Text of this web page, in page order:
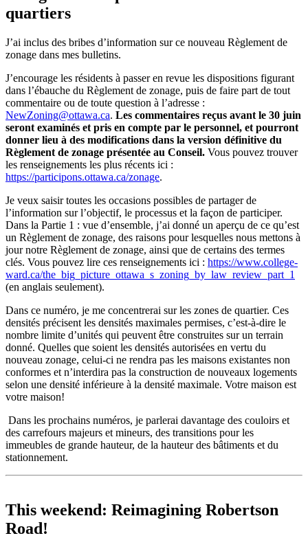
quartiers
J’ai inclus des bribes d’information sur ce nouveau Règlement de
zonage dans mes bulletins.
J’encourage les résidents à passer en revue les dispositions figurant
dans l’ébauche du Règlement de zonage, puis de faire part de tout
commentaire ou de toute question à l’adresse :
NewZoning@ottawa.ca. Les commentaires reçus avant le 30 juin
seront examinés et pris en compte par le personnel, et pourront
donner lieu à des modifications dans la version définitive du
Règlement de zonage présentée au Conseil. Vous pouvez trouver
les renseignements les plus récents ici :
https://participons.ottawa.ca/zonage.
Je veux saisir toutes les occasions possibles de partager de
l’information sur l’objectif, le processus et la façon de participer.
Dans la Partie 1 : vue d’ensemble, j’ai donné un aperçu de ce qu’est
un Règlement de zonage, des raisons pour lesquelles nous mettons à
jour notre Règlement de zonage, ainsi que de certains des termes
clés. Vous pouvez lire ces renseignements ici : https://www.college-
ward.ca/the_big_picture_ottawa_s_zoning_by_law_review_part_1
(en anglais seulement).
Dans ce numéro, je me concentrerai sur les zones de quartier. Ces
densités précisent les densités maximales permises, c’est-à-dire le
nombre limite d’unités qui peuvent être construites sur un terrain
donné. Quelles que soient les densités autorisées en vertu du
nouveau zonage, celui-ci ne rendra pas les maisons existantes non
conformes et n’interdira pas la construction de nouveaux logements
selon une densité inférieure à la densité maximale. Votre maison est
votre maison!
Dans les prochains numéros, je parlerai davantage des couloirs et
des carrefours majeurs et mineurs, des transitions pour les
immeubles de grande hauteur, de la hauteur des bâtiments et du
stationnement.
This weekend: Reimagining Robertson
Road!